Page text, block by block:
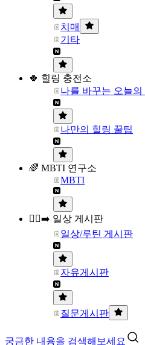
치매
기타
🍀 힐링 충전소
나를 바꾸는 오늘의
나만의 힐링 꿀팁
🌈 MBTI 연구소
MBTI
🏃‍♀️‍➡️ 일상 게시판
일상/루틴 게시판
자유게시판
질문게시판
궁금한 내용을 검색해보세요